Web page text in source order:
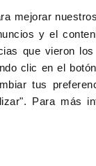
mejorar
y el
que vieron
clic en el
tus
Para más
Aviso